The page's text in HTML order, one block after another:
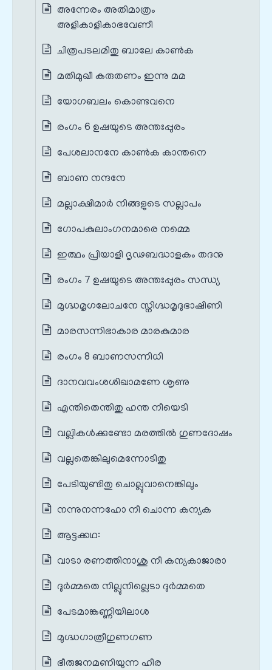
അന്നേരം അതിമാത്രം
അളികാളികാഭവേണീ
ചിത്രപടലമിതു ബാലേ കാൺക
മതിമുഖീ കരുതണം ഇന്നു മമ
യോഗബലം കൊണ്ടവനെ
രംഗം 6 ഉഷയുടെ അന്തഃപ്പുരം
പേശലാനനേ കാൺക കാന്തനെ
ബാണ നന്ദനേ
മല്ലാക്ഷിമാർ നിങ്ങളുടെ സല്ലാപം
ഗോപകുലാംഗനമാരെ നമ്മെ
ഇത്ഥം പ്രിയാളി ദൃഢബദ്ധാളകം തദനു
രംഗം 7 ഉഷയുടെ അന്തഃപ്പുരം സന്ധ്യ
മുഗ്ദ്ധമൃഗലോചനേ സ്നിഗ്ദ്ധമൃദുഭാഷിണി
മാരസന്നിഭാകാര മാരകുമാര
രംഗം 8 ബാണസന്നിധി
ദാനവവംശശിഖാമണേ ശൃണു
എന്തിതെന്തിതു ഹന്ത നീയെടി
വല്ലികൾക്കുണ്ടോ മരത്തിൽ ഗുണദോഷം
വല്ലതെങ്കിലുമെന്നോടിതു
പേടിയുണ്ടിതു ചൊല്ലുവാനെങ്കിലും
നന്നുനന്നഹോ നീ ചൊന്ന കന്യക
ആട്ടക്കഥ:
വാടാ രണത്തിനാശു നീ കന്യകാജാരാ
ദുർമ്മതെ നില്ലുനില്ലെടാ ദുർമ്മതെ
പേടമാങ്കണ്ണിയിലാശ
മുഗ്ദ്ധഗാത്രീഗുണഗണ
ഭീരുജനമണിയുന്ന ഹീര